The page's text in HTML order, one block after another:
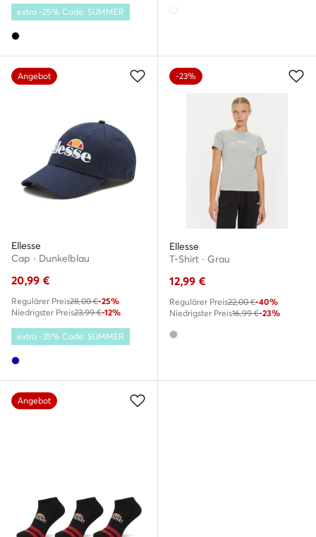
extra -25% Code: SUMMER
Angebot
Ellesse
Cap · Dunkelblau
20,99 €
Regulärer Preis28,00 €-25%
Niedrigster Preis23,99 €-12%
extra -35% Code: SUMMER
-23%
Ellesse
T-Shirt · Grau
12,99 €
Regulärer Preis22,00 €-40%
Niedrigster Preis16,99 €-23%
Angebot